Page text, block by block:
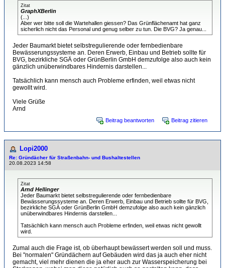
Zitat
GraphXBerlin
(...)
Aber wer bitte soll die Wartehallen giessen? Das Grünflächenamt hat ganz
sicherlich nicht das Personal und genug selber zu tun. Die BVG? Ja genau...
Jeder Baumarkt bietet selbstregulierende oder fernbedienbare
Bewässerungssysteme an. Deren Erwerb, Einbau und Betrieb sollte für
BVG, bezirkliche SGÄ oder GrünBerlin GmbH demzufolge also auch kein
gänzlich unüberwindbares Hindernis darstellen...
Tatsächlich kann mensch auch Probleme erfinden, weil etwas nicht
gewollt wird.
Viele Grüße
Arnd
Beitrag beantworten Beitrag zitieren
Lopi2000
Re: Gründächer für Straßenbahn- und Bushaltestellen
20.08.2023 14:58
Zitat
Arnd Hellinger
Jeder Baumarkt bietet selbstregulierende oder fernbedienbare
Bewässerungssysteme an. Deren Erwerb, Einbau und Betrieb sollte für BVG,
bezirkliche SGÄ oder GrünBerlin GmbH demzufolge also auch kein gänzlich
unüberwindbares Hindernis darstellen...
Tatsächlich kann mensch auch Probleme erfinden, weil etwas nicht gewollt
wird.
Zumal auch die Frage ist, ob überhaupt bewässert werden soll und muss.
Bei "normalen" Gründächern auf Gebäuden wird das ja auch eher nicht
gemacht, viel mehr dienen die ja eher auch zur Wasserspeicherung bei